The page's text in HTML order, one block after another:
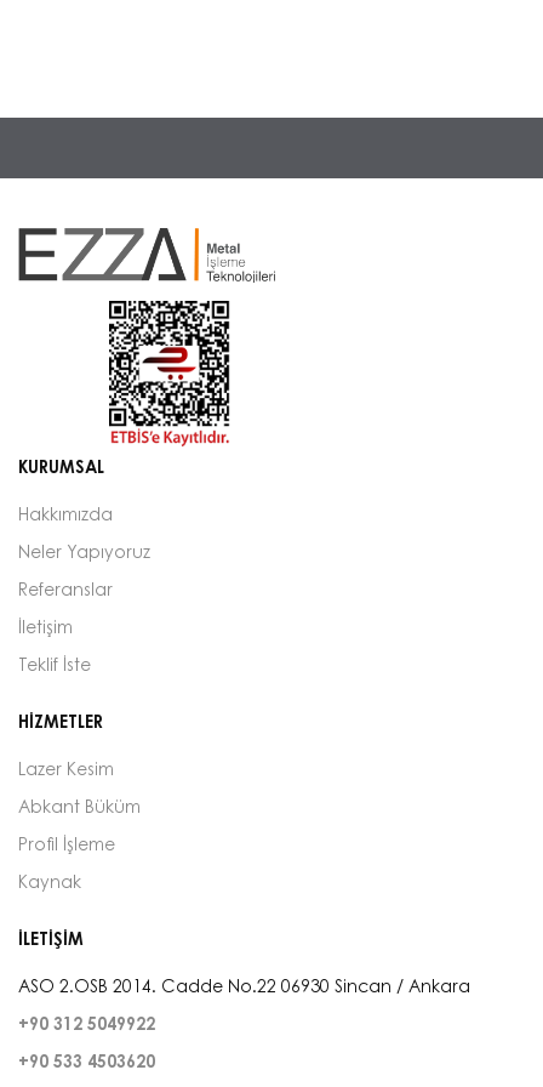
KURUMSAL
Hakkımızda
Neler Yapıyoruz
Referanslar
İletişim
Teklif İste
HİZMETLER
Lazer Kesim
Abkant Büküm
Profil İşleme
Kaynak
İLETİŞİM
ASO 2.OSB 2014. Cadde No.22 06930 Sincan / Ankara
+90 312 5049922
+90 533 4503620